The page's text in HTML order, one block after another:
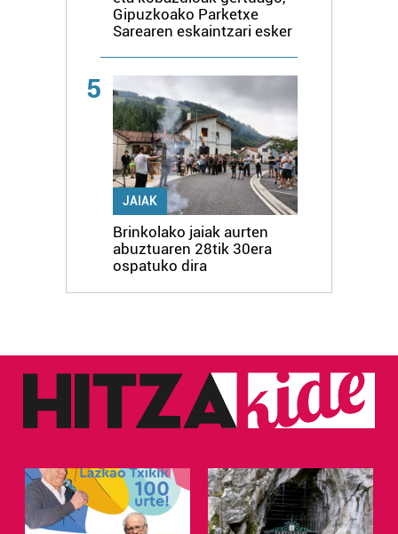
Gipuzkoako Parketxe
Sarearen eskaintzari esker
5
JAIAK
Brinkolako jaiak aurten
abuztuaren 28tik 30era
ospatuko dira